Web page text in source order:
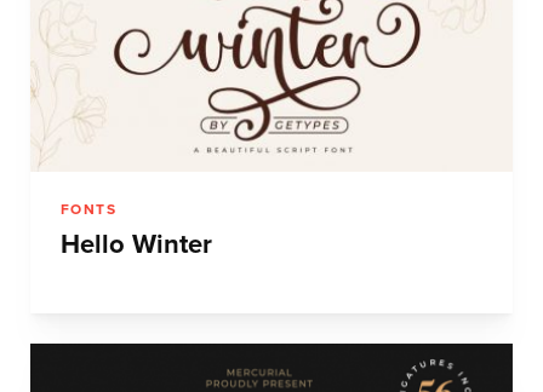
FONTS
Hello Winter